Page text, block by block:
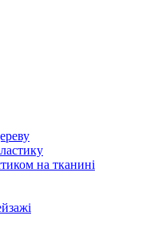
на тканині